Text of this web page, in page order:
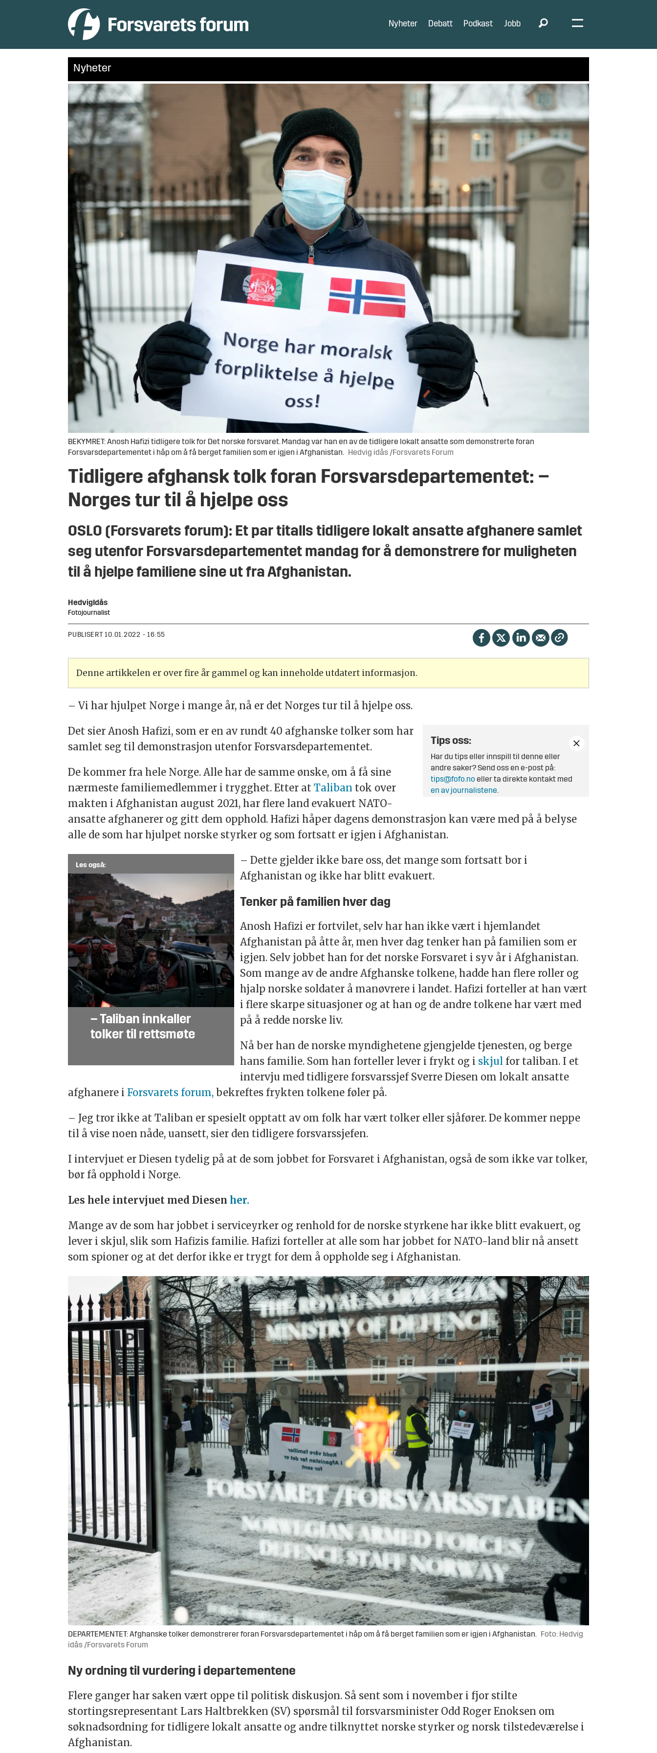
Nyheter Debatt Podkast Jobb
Nyheter
BEKYMRET: Anosh Hafizi tidligere tolk for Det norske forsvaret. Mandag var han en av de tidligere lokalt ansatte som demonstrerte foran
Forsvarsdepartementet i håp om å få berget familien som er igjen i Afghanistan.
Hedvig idås /Forsvarets Forum
Tidligere afghansk tolk foran Forsvarsdepartementet: –
Norges tur til å hjelpe oss
OSLO (Forsvarets forum): Et par titalls tidligere lokalt ansatte afghanere samlet
seg utenfor Forsvarsdepartementet mandag for å demonstrere for muligheten
til å hjelpe familiene sine ut fra Afghanistan.
Hedvig Idås
Fotojournalist
PUBLISERT 10.01.2022 - 16:55
Denne artikkelen er over fire år gammel og kan inneholde utdatert informasjon.
– Vi har hjulpet Norge i mange år, nå er det Norges tur til å hjelpe oss.
Tips oss:
Har du tips eller innspill til denne eller
andre saker? Send oss en e-post på:
tips@fofo.no eller ta direkte kontakt med
en av journalistene.
Det sier Anosh Hafizi, som er en av rundt 40 afghanske tolker som har
samlet seg til demonstrasjon utenfor Forsvarsdepartementet.
De kommer fra hele Norge. Alle har de samme ønske, om å få sine
nærmeste familiemedlemmer i trygghet. Etter atTaliban tok over
makten i Afghanistan august 2021, har flere land evakuert NATO-
ansatte afghanerer og gitt dem opphold. Hafizi håper dagens demonstrasjon kan være med på å belyse
alle de som har hjulpet norske styrker og som fortsatt er igjen i Afghanistan.
Les også:
– Taliban innkaller
tolker til rettsmøte
– Dette gjelder ikke bare oss, det mange som fortsatt bor i
Afghanistan og ikke har blitt evakuert.
Tenker på familien hver dag
Anosh Hafizi er fortvilet, selv har han ikke vært i hjemlandet
Afghanistan på åtte år, men hver dag tenker han på familien som er
igjen. Selv jobbet han for det norske Forsvaret i syv år i Afghanistan.
Som mange av de andre Afghanske tolkene, hadde han flere roller og
hjalp norske soldater å manøvrere i landet. Hafizi forteller at han vært
i flere skarpe situasjoner og at han og de andre tolkene har vært med
på å redde norske liv.
Nå ber han de norske myndighetene gjengjelde tjenesten, og berge
hans familie. Som han forteller lever i frykt og i skjul for taliban. I et
intervju med tidligere forsvarssjef Sverre Diesen om lokalt ansatte
afghanere iForsvarets forum, bekreftes frykten tolkene føler på.
– Jeg tror ikke at Taliban er spesielt opptatt av om folk har vært tolker eller sjåfører. De kommer neppe
til å vise noen nåde, uansett, sier den tidligere forsvarssjefen.
I intervjuet er Diesen tydelig på at de som jobbet for Forsvaret i Afghanistan, også de som ikke var tolker,
bør få opphold i Norge.
Les hele intervjuet med Diesenher.
Mange av de som har jobbet i serviceyrker og renhold for de norske styrkene har ikke blitt evakuert, og
lever i skjul, slik som Hafizis familie. Hafizi forteller at alle som har jobbet for NATO-land blir nå ansett
som spioner og at det derfor ikke er trygt for dem å oppholde seg i Afghanistan.
DEPARTEMENTET: Afghanske tolker demonstrerer foran Forsvarsdepartementet i håp om å få berget familien som er igjen i Afghanistan. Foto: Hedvig
idås /Forsvarets Forum
Ny ordning til vurdering i departementene
Flere ganger har saken vært oppe til politisk diskusjon. Så sent som i november i fjor stilte
stortingsrepresentant Lars Haltbrekken (SV) spørsmål til forsvarsminister Odd Roger Enoksen om
søknadsordning for tidligere lokalt ansatte og andre tilknyttet norske styrker og norsk tilstedeværelse i
Afghanistan.